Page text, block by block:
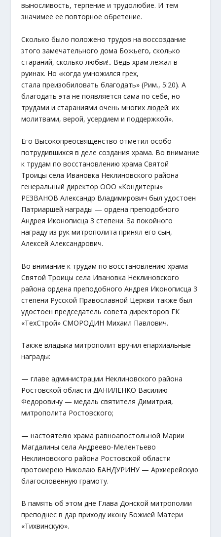
выносливость, терпение и трудолюбие. И тем
значимее ее повторное обретение.
Сколько было положено трудов на воссоздание
этого замечательного дома Божьего, сколько
стараний, сколько любви!.. Ведь храм лежал в
руинах. Но «когда умножился грех,
стала преизобиловать благодать» (Рим., 5:20). А
благодать эта не появляется сама по себе, но
трудами и стараниями очень многих людей: их
молитвами, верой, усердием и поддержкой».
Его Высокопреосвященство отметил особо
потрудившихся в деле создания храма. Во внимание
к трудам по восстановлению храма Святой
Троицы села Ивановка Неклиновского района
генеральный директор ООО «Кондитеры»
РЕЗВАНОВ Александр Владимирович был удостоен
Патриаршей награды — ордена преподобного
Андрея Иконописца 3 степени. За покойного
награду из рук митрополита принял его сын,
Алексей Александрович.
Во внимание к трудам по восстановлению храма
Святой Троицы села Ивановка Неклиновского
района ордена преподобного Андрея Иконописца 3
степени Русской Православной Церкви также был
удостоен председатель совета директоров ГК
«ТехСтрой» СМОРОДИН Михаил Павлович.
Также владыка митрополит вручил епархиальные
награды:
— главе администрации Неклиновского района
Ростовской области ДАНИЛЕНКО Василию
Федоровичу — медаль святителя Димитрия,
митрополита Ростовского;
— настоятелю храма равноапостольной Марии
Магдалины села Андреево-Мелентьево
Неклиновского района Ростовской области
протоиерею Николаю БАНДУРИНУ — Архиерейскую
благословенную грамоту.
В память об этом дне Глава Донской митрополии
преподнес в дар приходу икону Божией Матери
«Тихвинскую».